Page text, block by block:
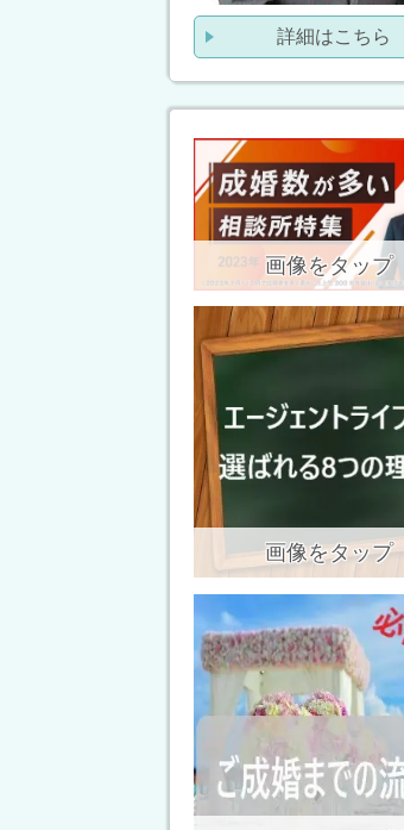
詳細はこちら
画像をタップ
画像をタップ